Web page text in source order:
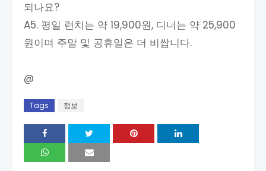
되나요?
A5. 평일 런치는 약 19,900원, 디너는 약 25,900
원이며 주말 및 공휴일은 더 비쌉니다.
@
Tags 정보